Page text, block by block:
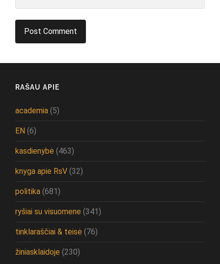
RAŠAU APIE
academia (5)
EN (6)
kasdienybė (463)
knyga apie RsV (32)
politika (681)
ryšiai su visuomene (341)
tinklaraščiai & teisė (76)
žiniasklaidoje (230)